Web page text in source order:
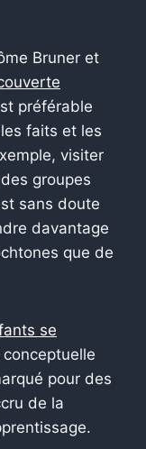
Bruner et
préférable
faits et les
visiter
groupes
sans doute
davantage
que de
se
pour des
de la